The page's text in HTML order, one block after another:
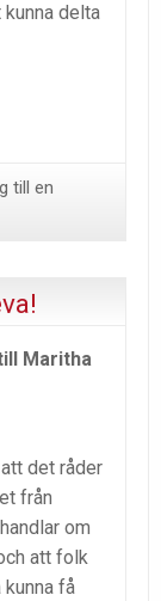
delta
till en
Maritha
det råder
från
om
att folk
få